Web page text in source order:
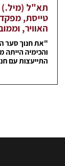
תא"ל (מיל.)
טייסת,
האוויר,
"את חנוך סער
והכימיה
התייעצות עם